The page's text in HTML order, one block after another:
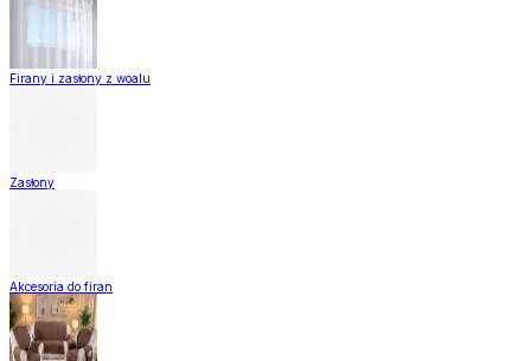
Firany i zasłony z woalu
Zasłony
Akcesoria do firan